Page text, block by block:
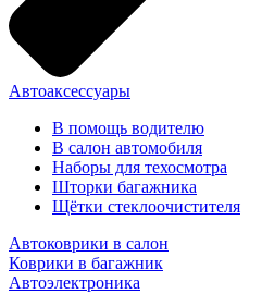
Автоаксессуары
В помощь водителю
В салон автомобиля
Наборы для техосмотра
Шторки багажника
Щётки стеклоочистителя
Автоковрики в салон
Коврики в багажник
Автоэлектроника